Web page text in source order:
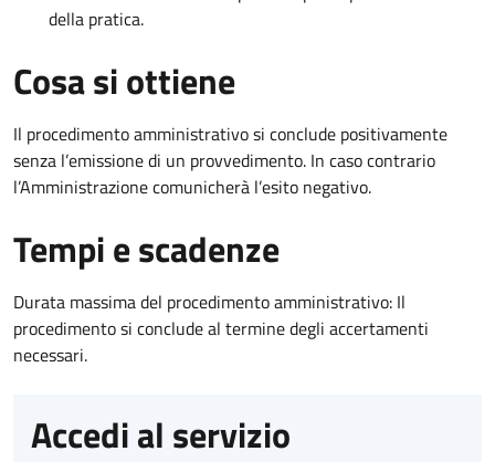
della pratica.
Cosa si ottiene
Il procedimento amministrativo si conclude positivamente
senza l’emissione di un provvedimento. In caso contrario
l’Amministrazione comunicherà l’esito negativo.
Tempi e scadenze
Durata massima del procedimento amministrativo: Il
procedimento si conclude al termine degli accertamenti
necessari.
Accedi al servizio